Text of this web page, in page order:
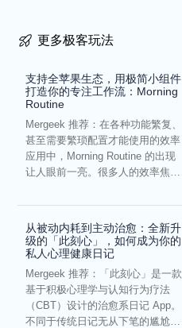
更多极客玩法
支持全苹果生态，用极简小组件
打造你的专注工作流：Morning
Routine
Mergeek 推荐：在各种功能繁复、
甚至需要繁琐配置才能使用的效率
应用中，Morning Routine 的出现
让人眼前一亮。很多人的效率焦
从被动内耗到主动治愈：全新升
级的「此刻心」，如何成为你的
私人心理健康日记
Mergeek 推荐：「此刻心」是一款
基于积极心理学与认知行为疗法
（CBT）设计的治愈系日记 App。
不同于传统日记无从下笔的尴尬，